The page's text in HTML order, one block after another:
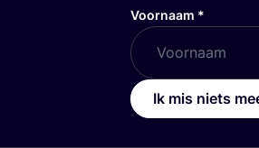
Voornaam *
Ik mis niets